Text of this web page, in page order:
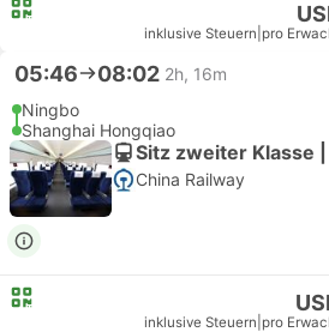
inklusive Steuern pro
05:46 08:02 2h, 16m
Ningbo
Shanghai Hongqiao
Sitz zweiter Klasse
China Railway
inklusive Steuern pro